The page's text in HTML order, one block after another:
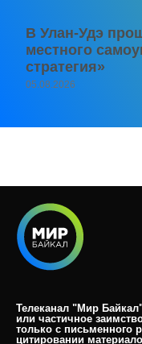
В Улан-Удэ
местного
стратегия»
05.08.2026
Телеканал "Мир
или частичное
только с письменного
цитировании